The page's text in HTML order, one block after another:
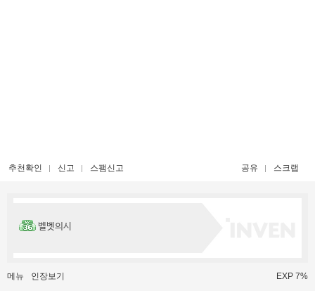
추천확인 신고 스팸신고 공유 스크랩
벨벳의시
메뉴 인장보기 EXP 7%